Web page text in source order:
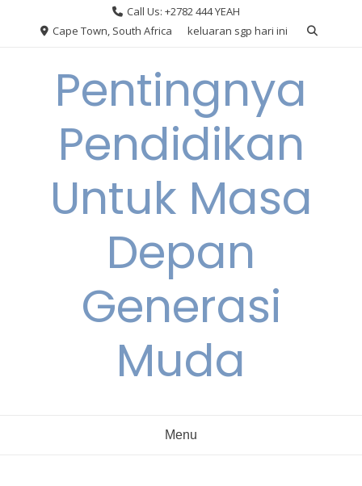
Call Us: +2782 444 YEAH
Cape Town, South Africa
keluaran sgp hari ini
Pentingnya
Pendidikan
Untuk Masa
Depan
Generasi
Muda
Menu